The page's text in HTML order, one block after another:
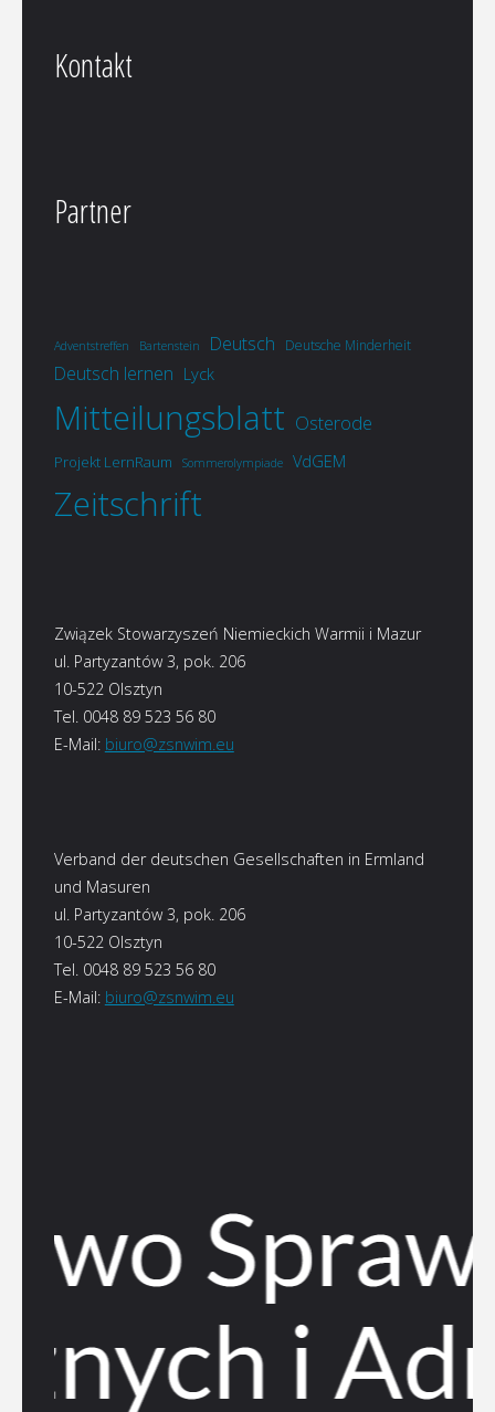
Kontakt
Partner
Adventstreffen Bartenstein Deutsch Deutsche Minderheit
Deutsch lernen Lyck
Mitteilungsblatt Osterode
Projekt LernRaum Sommerolympiade VdGEM
Zeitschrift
Związek Stowarzyszeń Niemieckich Warmii i Mazur
ul. Partyzantów 3, pok. 206
10-522 Olsztyn
Tel. 0048 89 523 56 80
E-Mail: biuro@zsnwim.eu
Verband der deutschen Gesellschaften in Ermland
und Masuren
ul. Partyzantów 3, pok. 206
10-522 Olsztyn
Tel. 0048 89 523 56 80
E-Mail: biuro@zsnwim.eu